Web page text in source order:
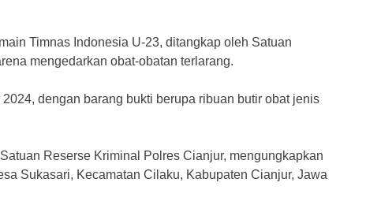
Timnas Indonesia U-23, ditangkap oleh Satuan
mengedarkan obat-obatan terlarang.
dengan barang bukti berupa ribuan butir obat jenis
Reserse Kriminal Polres Cianjur, mengungkapkan
Sukasari, Kecamatan Cilaku, Kabupaten Cianjur, Jawa